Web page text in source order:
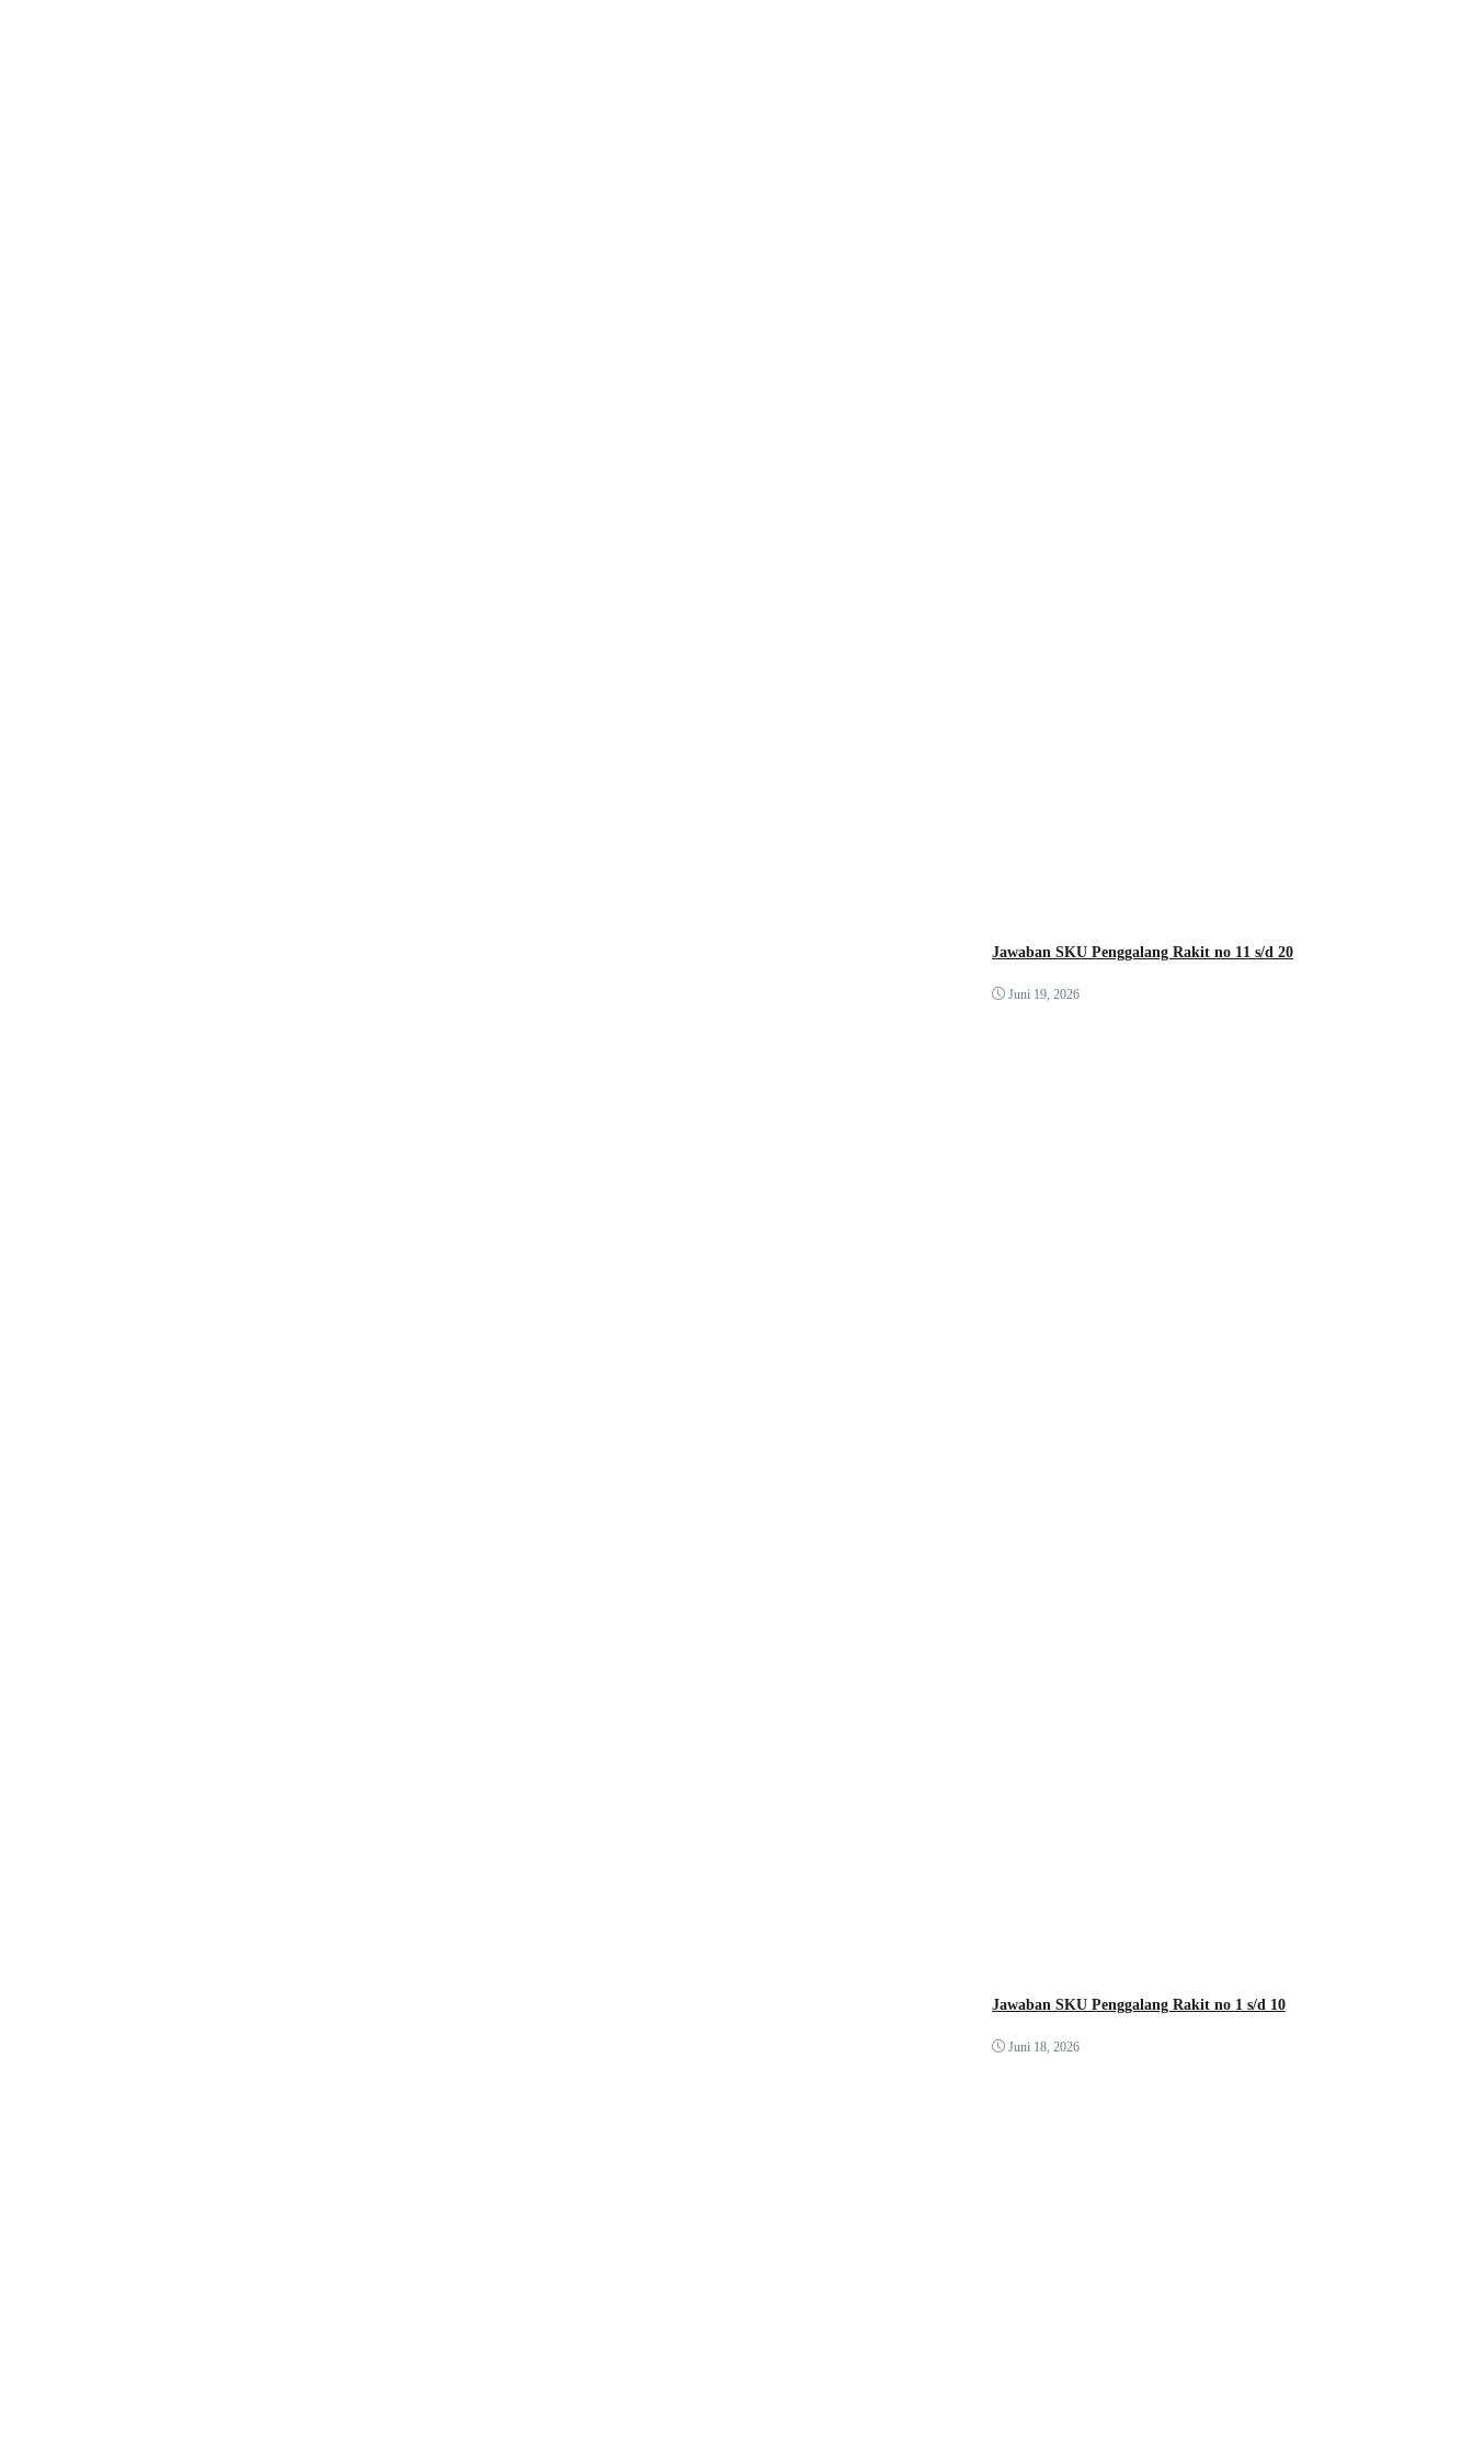
Jawaban SKU Penggalang Rakit no 11 s/d 20
Juni 19, 2026
Jawaban SKU Penggalang Rakit no 1 s/d 10
Juni 18, 2026